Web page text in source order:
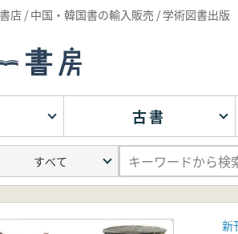
店 / 中国・韓国書の輸入販売 / 学術図書出版
古書
新